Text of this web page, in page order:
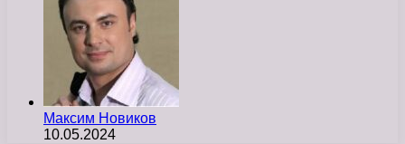
Максим Новиков
10.05.2024